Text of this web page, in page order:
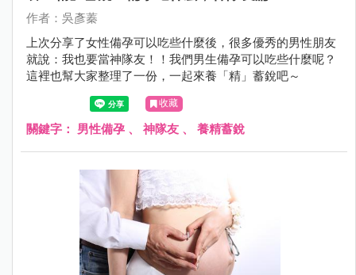
作者：吳彥蓁
上次分享了女性備孕可以吃些什麼後，很多優秀的男性朋友
就說：我也要當神隊友！！我們男生備孕可以吃些什麼呢？
這裡也幫大家整理了一份，一起來養「精」蓄銳吧～
收藏
關鍵字： 男性備孕 、 神隊友 、 養精蓄銳